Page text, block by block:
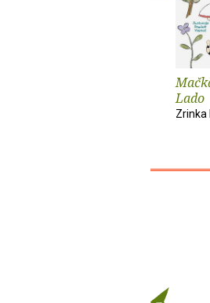
Lado
Zrinka